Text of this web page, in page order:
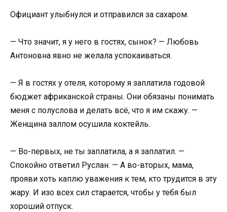
Официант улыбнулся и отправился за сахаром.
— Что значит, я у него в гостях, сынок? — Любовь
Антоновна явно не желала успокаиваться.
— Я в гостях у отеля, которому я заплатила годовой
бюджет африканской страны. Они обязаны понимать
меня с полуслова и делать всё, что я им скажу. —
Женщина залпом осушила коктейль.
— Во-первых, не ты заплатила, а я заплатил. —
Спокойно ответил Руслан. — А во-вторых, мама,
прояви хоть каплю уважения к тем, кто трудится в эту
жару. И изо всех сил старается, чтобы у тебя был
хороший отпуск.